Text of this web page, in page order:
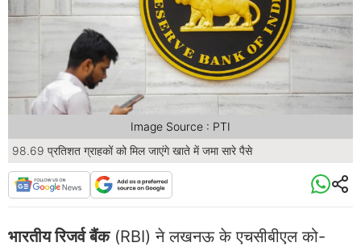
98.69 प्रतिशत ग्राहकों को मिल जाएंगे खाते में जमा सारे पैसे
Image Source : PTI
भारतीय रिजर्व बैंक(RBI) ने लखनऊ के एचसीबीएल को-